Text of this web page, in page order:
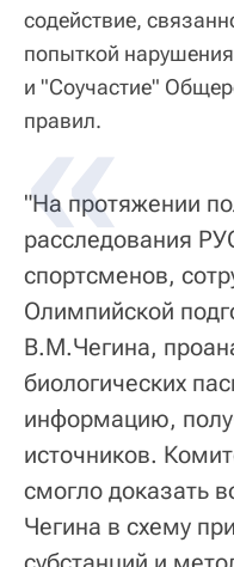
содействие,
попыткой
и "Соучастие"
правил.
"На протяжении
расследования
спортсменов,
Олимпийской
В.М.Чегина,
биологических
информацию,
источников.
смогло доказать
Чегина в схему